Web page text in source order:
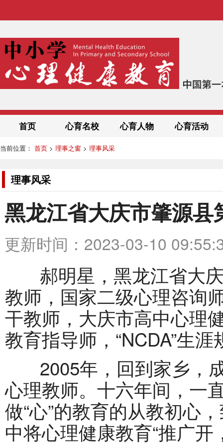
首页 心育名校 心育人物 心育活动
当前位置： 首页 > 理事之窗 > 理事风采
理事风采
黑龙江省大庆市肇源县
更新时间：2023-03-10
郝明星，黑龙江省大庆
教师，国家二级心理咨询
干教师，大庆市高中心理
教育指导师，“NCDA”生涯
2005年，回到家乡，
心理教师。十六年间，一
做“心”的教育的从教初心
中将心理健康教育“推广开